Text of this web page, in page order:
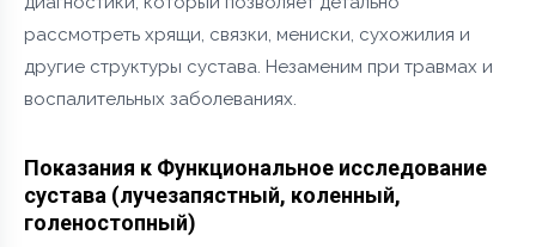
рассмотреть хрящи, связки, мениски, сухожилия и
другие структуры сустава. Незаменим при травмах и
воспалительных заболеваниях.
Показания к Функциональное исследование
сустава (лучезапястный, коленный,
голеностопный)